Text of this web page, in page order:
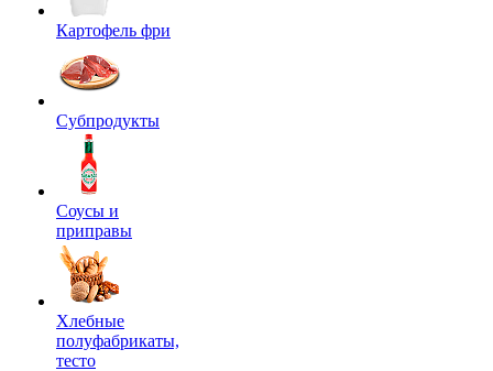
Картофель фри
Субпродукты
Соусы и
приправы
Хлебные
полуфабрикаты,
тесто